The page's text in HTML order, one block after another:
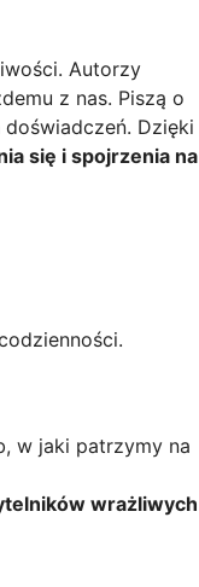
Autorzy
z nas. Piszą o
Dzięki
się i spojrzenia na
w jaki patrzymy na
wrażliwych